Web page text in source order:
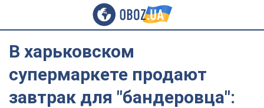
В харьковском
супермаркете продают
завтрак для "бандеровца":